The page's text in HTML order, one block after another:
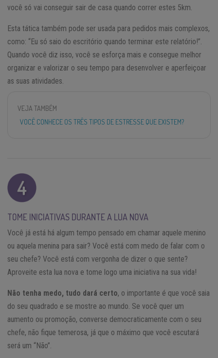
você só vai conseguir sair de casa quando correr estes 5km.
Esta tática também pode ser usada para pedidos mais complexos,
como: “Eu só saio do escritório quando terminar este relatório!”.
Quando você diz isso, você se esforça mais e consegue melhor
organizar e valorizar o seu tempo para desenvolver e aperfeiçoar
as suas atividades.
VEJA TAMBÉM
VOCÊ CONHECE OS TRÊS TIPOS DE ESTRESSE QUE EXISTEM?
TOME INICIATIVAS DURANTE A LUA NOVA
Você já está há algum tempo pensado em chamar aquele menino
ou aquela menina para sair? Você está com medo de falar com o
seu chefe? Você está com vergonha de dizer o que sente?
Aproveite esta lua nova e tome logo uma iniciativa na sua vida!
Não tenha medo, tudo dará certo, o importante é que você saia
do seu quadrado e se mostre ao mundo. Se você quer um
aumento ou promoção, converse democraticamente com o seu
chefe, não fique temerosa, já que o máximo que você escutará
será um “Não”.